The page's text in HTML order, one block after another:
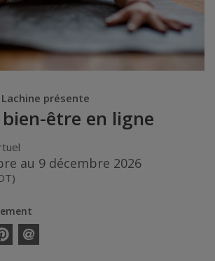
présente
bien-être en ligne
au 9 décembre 2026